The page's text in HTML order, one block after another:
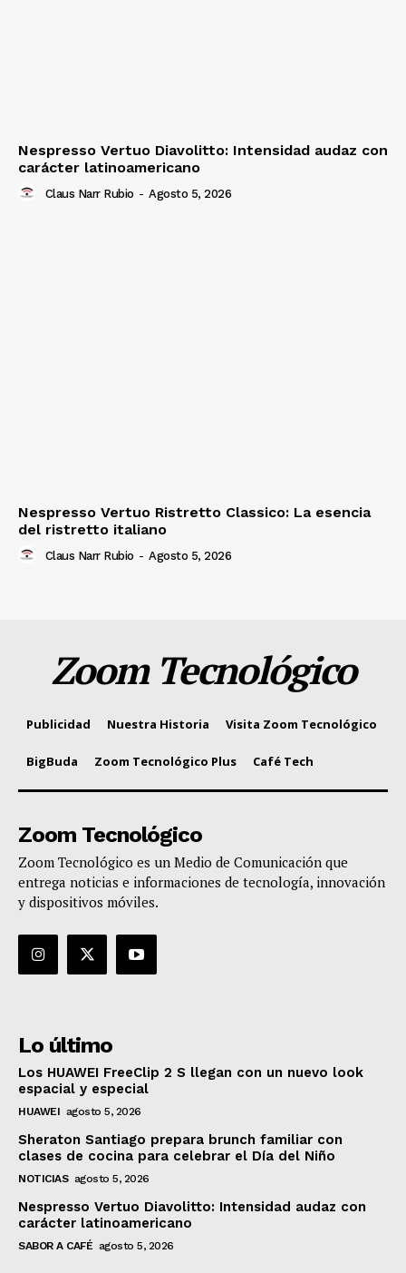
Nespresso Vertuo Diavolitto: Intensidad audaz con
carácter latinoamericano
Claus Narr Rubio - Agosto 5, 2026
Nespresso Vertuo Ristretto Classico: La esencia
del ristretto italiano
Claus Narr Rubio - Agosto 5, 2026
Zoom Tecnológico
Publicidad Nuestra Historia Visita Zoom Tecnológico
BigBuda Zoom Tecnológico Plus Café Tech
Zoom Tecnológico
Zoom Tecnológico es un Medio de Comunicación que
entrega noticias e informaciones de tecnología, innovación
y dispositivos móviles.
Lo último
Los HUAWEI FreeClip 2 S llegan con un nuevo look
espacial y especial
HUAWEI agosto 5, 2026
Sheraton Santiago prepara brunch familiar con
clases de cocina para celebrar el Día del Niño
NOTICIAS agosto 5, 2026
Nespresso Vertuo Diavolitto: Intensidad audaz con
carácter latinoamericano
SABOR A CAFÉ agosto 5, 2026